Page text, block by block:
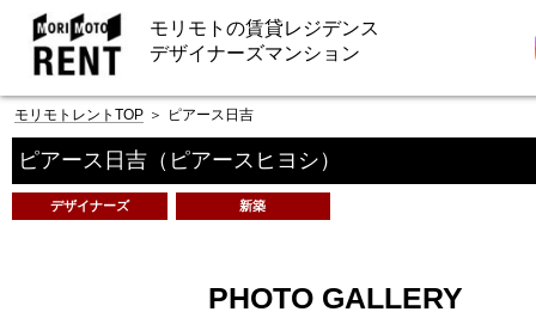
モリモトの賃貸レジデンス
デザイナーズマンション
モリモトレントTOP ＞ ピアース日吉
ピアース日吉 （ピアースヒヨシ）
デザイナーズ 新築
PHOTO GALLERY